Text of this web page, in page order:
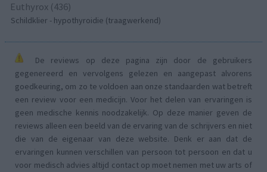
Euthyrox (436)
Schildklier - hypothyroidie (traagwerkend)
De reviews op deze pagina zijn door de gebruikers
gegenereerd en vervolgens gelezen en aangepast alvorens
goedkeuring, om zo te voldoen aan onze standaarden wat betreft
een review voor een medicijn. Voor het delen van ervaringen is
geen medische kennis noodzakelijk. Op deze manier geven de
reviews alleen een beeld van de ervaring van de schrijvers en niet
die van de eigenaar van deze website. Denk er aan dat de
ervaringen kunnen verschillen van persoon tot persoon en dat u
voor medisch advies altijd contact op moet nemen met uw arts of